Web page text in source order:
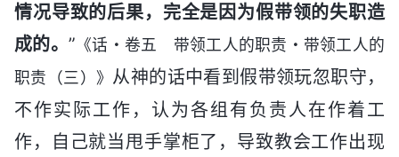
情况导致的后果，完全是因为假带领的失职造
成的。 ” 《话・卷五 带领工人的职责・带领工人的
职责（三）》 从神的话中看到假带领玩忽职守，
不作实际工作，认为各组有负责人在作着工
作，自己就当甩手掌柜了，导致教会工作出现